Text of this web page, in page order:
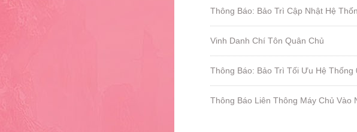
Thông Báo: Bảo Trì Cập Nhật Hệ
Vinh Danh Chí Tôn Quân Chủ
Thông Báo: Bảo Trì Tối Ưu Hệ Thống
Thông Báo Liên Thông Máy Chủ Vào